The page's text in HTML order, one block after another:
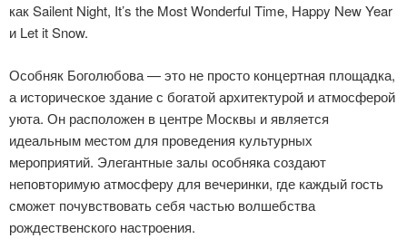
как Sailent Night, It’s the Most Wonderful Time, Happy New Year
и Let it Snow.
Особняк Боголюбова — это не просто концертная площадка,
а историческое здание с богатой архитектурой и атмосферой
уюта. Он расположен в центре Москвы и является
идеальным местом для проведения культурных
мероприятий. Элегантные залы особняка создают
неповторимую атмосферу для вечеринки, где каждый гость
сможет почувствовать себя частью волшебства
рождественского настроения.